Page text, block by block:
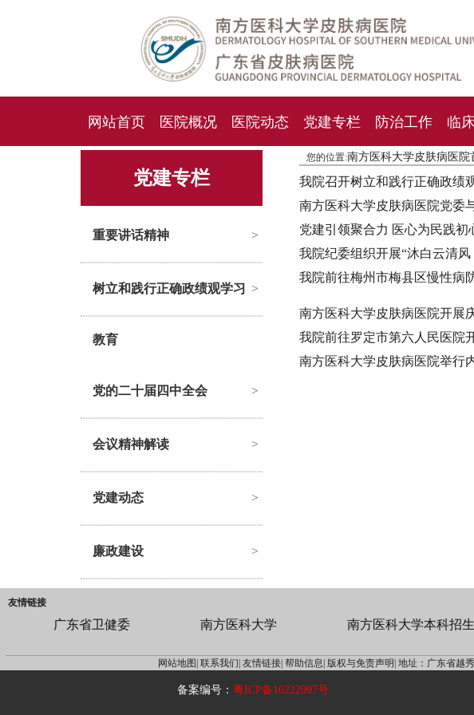
网站首页 医院概况 医院动态 党建专栏 防治工作 临
人才招聘 招标采购
党建专栏
重要讲话精神 >
树立和践行正确政绩观学习
教育
>
党的二十届四中全会 >
会议精神解读 >
党建动态 >
廉政建设 >
您的位置:南方医科大学皮肤病医院
我院召开树立和践行正确政绩
南方医科大学皮肤病医院党委
党建引领聚合力 医心为民践
我院纪委组织开展“沐白云清
我院前往梅州市梅县区慢性病
南方医科大学皮肤病医院开展
我院前往罗定市第六人民医院
南方医科大学皮肤病医院举行
友情链接
广东省卫健委 南方医科大学 南方医科大学本科招
网站地图| 联系我们| 友情链接| 帮助信息| 版权与免责声明| 地址：广东省越
备案编号：粤ICP备10222097号